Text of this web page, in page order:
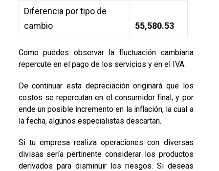
Diferencia por tipo de
cambio
55,580.53
Como puedes observar la fluctuación cambiaria
repercute en el pago de los servicios y en el IVA.
De continuar esta depreciación originará que los
costos se repercutan en el consumidor final, y por
ende un posible incremento en la inflación, la cual a
la fecha, algunos especialistas descartan.
Si tu empresa realiza operaciones con diversas
divisas sería pertinente considerar los productos
derivados para disminuir los riesgos. Si deseas